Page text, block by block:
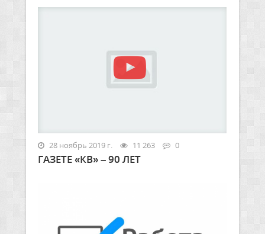
28 ноябрь 2019 г. 11 263 0
ГАЗЕТЕ «КВ» – 90 ЛЕТ